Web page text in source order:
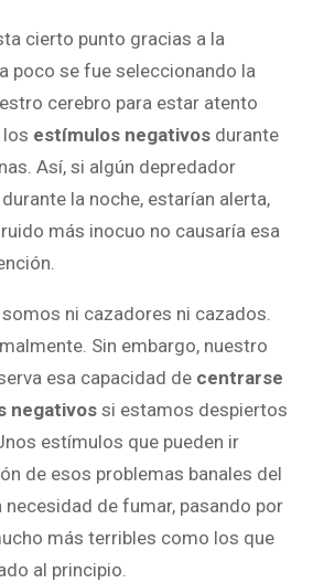
cierto punto gracias a la
poco se fue seleccionando la
cerebro para estar atento
los estímulos negativos durante
Así, si algún depredador
la noche, estarían alerta,
más inocuo no causaría esa
ni cazadores ni cazados.
Sin embargo, nuestro
esa capacidad de centrarse
negativossi estamos despiertos
estímulos que pueden ir
de esos problemas banales del
necesidad de fumar, pasando por
más terribles como los que
al principio.